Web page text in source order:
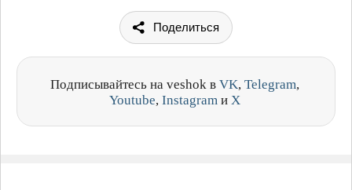
Поделиться
Подписывайтесь на veshok в VK, Telegram,
Youtube, Instagram и X